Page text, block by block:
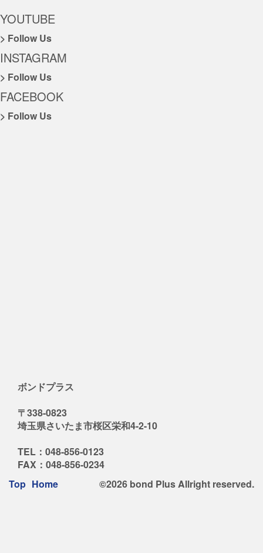
YOUTUBE
> Follow Us
INSTAGRAM
> Follow Us
FACEBOOK
> Follow Us
ボンドプラス
〒338-0823
埼玉県さいたま市桜区栄和4-2-10
TEL：048-856-0123
FAX：048-856-0234
Footer
Top Home ©2026 bond Plus Allright reserved.